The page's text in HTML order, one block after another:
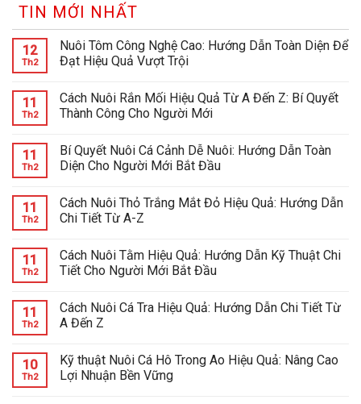
TIN MỚI NHẤT
12
Th2
Nuôi Tôm Công Nghệ Cao: Hướng Dẫn Toàn Diện Để
Đạt Hiệu Quả Vượt Trội
11
Th2
Cách Nuôi Rắn Mối Hiệu Quả Từ A Đến Z: Bí Quyết
Thành Công Cho Người Mới
11
Th2
Bí Quyết Nuôi Cá Cảnh Dễ Nuôi: Hướng Dẫn Toàn
Diện Cho Người Mới Bắt Đầu
11
Th2
Cách Nuôi Thỏ Trắng Mắt Đỏ Hiệu Quả: Hướng Dẫn
Chi Tiết Từ A-Z
11
Th2
Cách Nuôi Tằm Hiệu Quả: Hướng Dẫn Kỹ Thuật Chi
Tiết Cho Người Mới Bắt Đầu
11
Th2
Cách Nuôi Cá Tra Hiệu Quả: Hướng Dẫn Chi Tiết Từ
A Đến Z
10
Th2
Kỹ thuật Nuôi Cá Hô Trong Ao Hiệu Quả: Nâng Cao
Lợi Nhuận Bền Vững